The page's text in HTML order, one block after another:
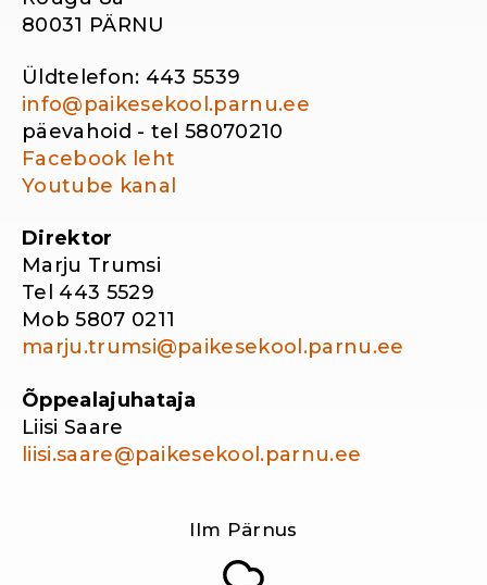
80031 PÄRNU
Üldtelefon: 443 5539
info@paikesekool.parnu.ee
päevahoid - tel 58070210
Facebook leht
Youtube kanal
Direktor
Marju Trumsi
Tel 443 5529
Mob 5807 0211
marju.trumsi@paikesekool.parnu.ee
Õppealajuhataja
Liisi Saare
liisi.saare@paikesekool.parnu.ee
Ilm Pärnus